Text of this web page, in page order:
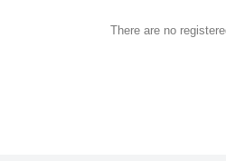
There are no